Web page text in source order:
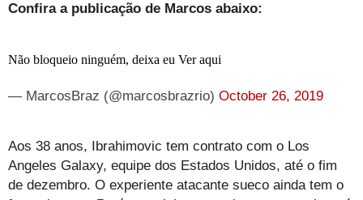
Confira a publicação de Marcos abaixo:
Não bloqueio ninguém, deixa eu Ver aqui
— MarcosBraz (@marcosbrazrio) October 26, 2019
Aos 38 anos, Ibrahimovic tem contrato com o Los
Angeles Galaxy, equipe dos Estados Unidos, até o fim
de dezembro. O experiente atacante sueco ainda tem o